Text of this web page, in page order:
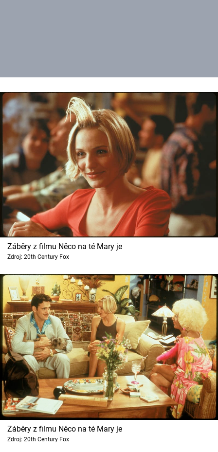
Záběry z filmu Něco na té Mary je
Zdroj: 20th Century Fox
Záběry z filmu Něco na té Mary je
Zdroj: 20th Century Fox